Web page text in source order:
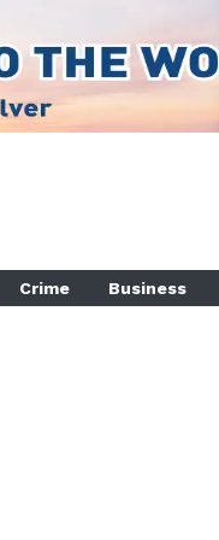
Crime Business